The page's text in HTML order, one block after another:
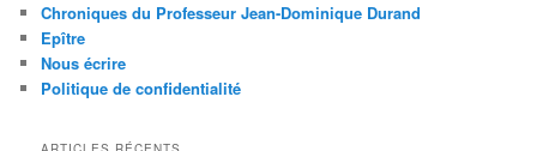
e
Chroniques du Professeur Jean-Dominique Durand
Epître
Nous écrire
Politique de confidentialité